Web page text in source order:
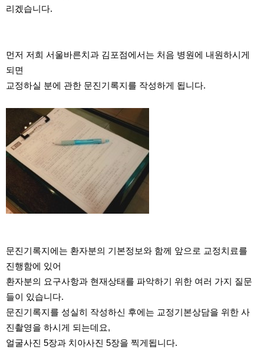
리겠습니다.
먼저 저희 서울바른치과 김포점에서는 처음 병원에 내원하시게
되면
교정하실 분에 관한 문진기록지를 작성하게 됩니다.
문진기록지에는 환자분의 기본정보와 함께 앞으로 교정치료를
진행함에 있어
환자분의 요구사항과 현재상태를 파악하기 위한 여러 가지 질문
들이 있습니다.
문진기록지를 성실히 작성하신 후에는 교정기본상담을 위한 사
진촬영을 하시게 되는데요,
얼굴사진 5장과 치아사진 5장을 찍게됩니다.